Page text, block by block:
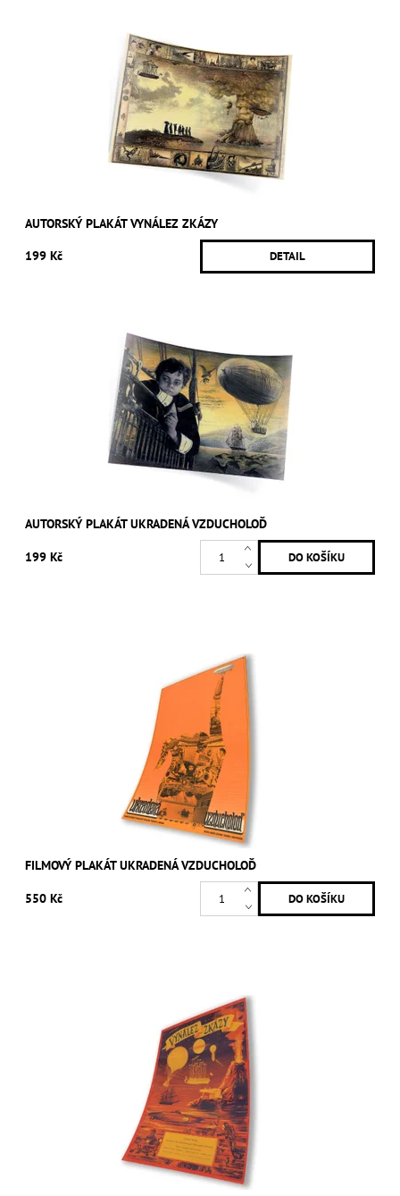
AUTORSKÝ PLAKÁT VYNÁLEZ ZKÁZY
199 Kč DETAIL
AUTORSKÝ PLAKÁT UKRADENÁ VZDUCHOLOĎ
199 Kč
FILMOVÝ PLAKÁT UKRADENÁ VZDUCHOLOĎ
550 Kč